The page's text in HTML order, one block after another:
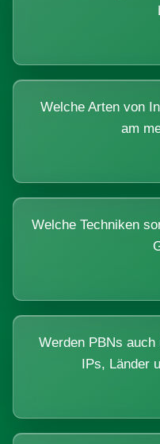
Welche Arten von
am
Welche Techniken
Werden PBNs
IPs, Länder